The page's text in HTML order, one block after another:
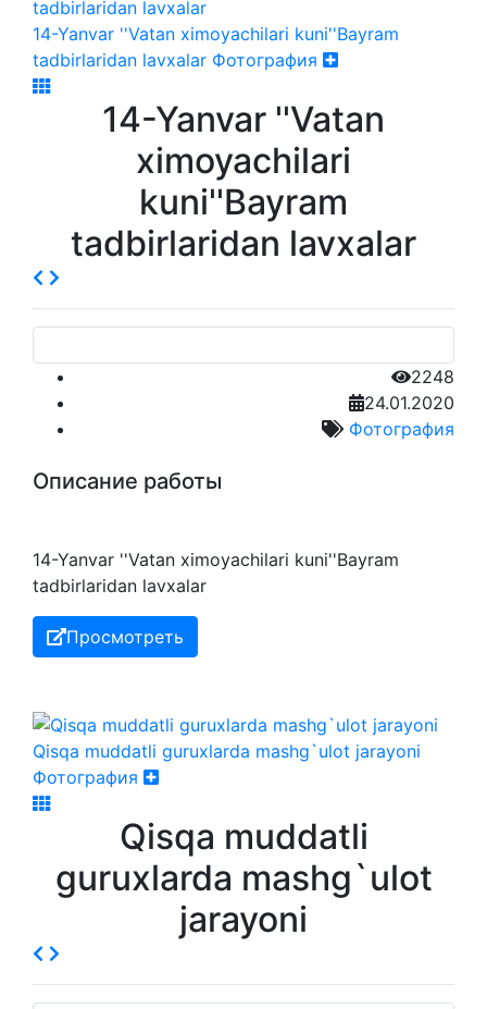
14-Yanvar ''Vatan ximoyachilari kuni''Bayram
tadbirlaridan lavxalar Фотография
14-Yanvar ''Vatan
ximoyachilari
kuni''Bayram
tadbirlaridan lavxalar
2248
24.01.2020
Фотография
Описание работы
14-Yanvar ''Vatan ximoyachilari kuni''Bayram
tadbirlaridan lavxalar
Просмотреть
Qisqa muddatli guruxlarda mashg`ulot jarayoni
Фотография
Qisqa muddatli
guruxlarda mashg`ulot
jarayoni